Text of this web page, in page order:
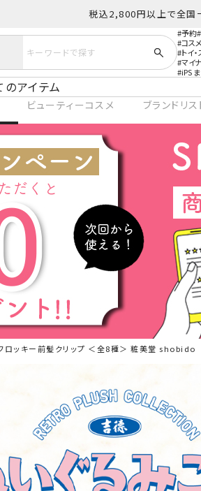
税込2,800円以上で全国
予約
コス
トイ
マイ
iPS
のアイテム
ビューティーコスメ ブランドリス
ロッキー前髪クリップ ＜全8種＞ 粧美堂 shobido